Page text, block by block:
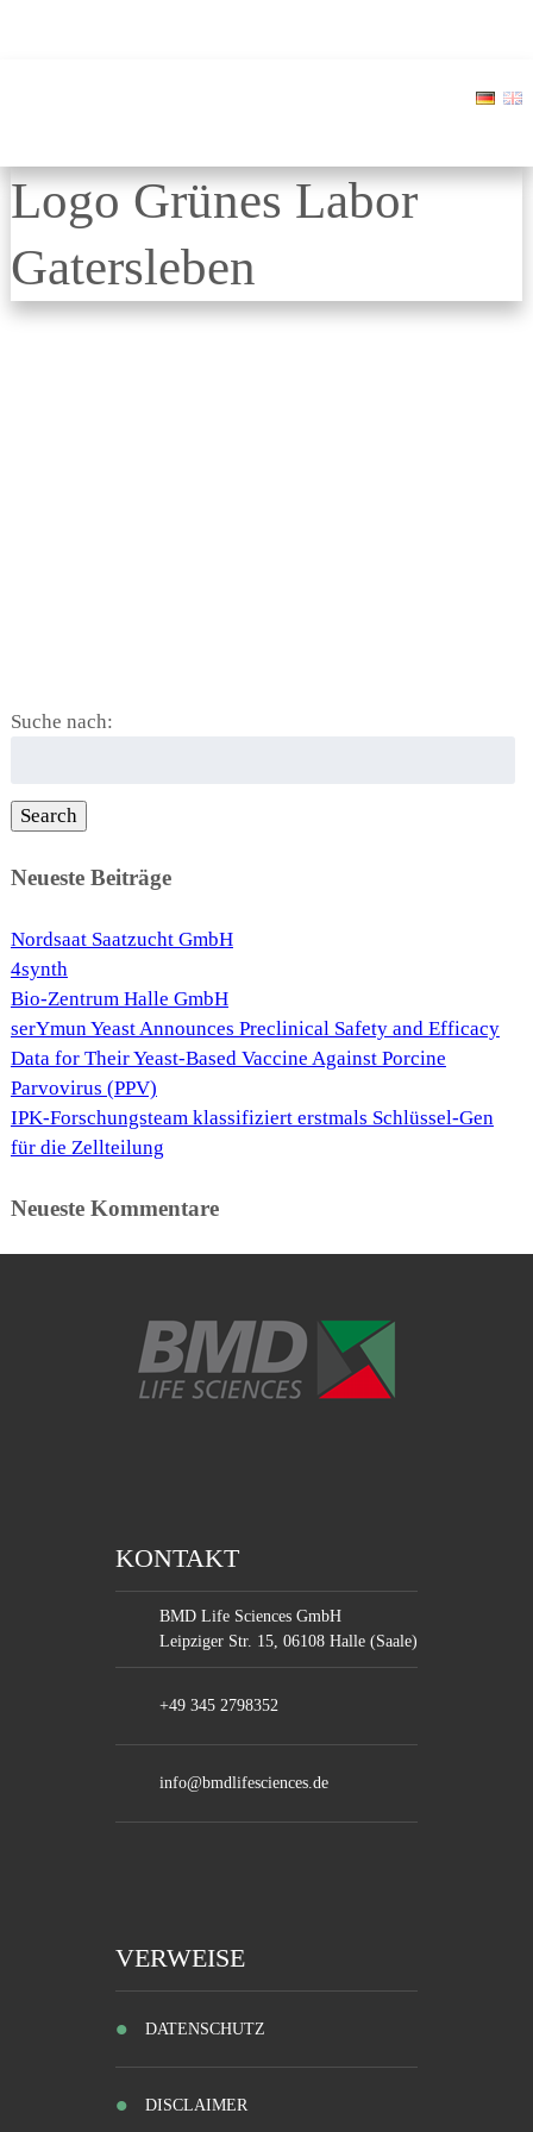
Logo Grünes Labor
Gatersleben
Suche nach:
Search
Neueste Beiträge
Nordsaat Saatzucht GmbH
4synth
Bio-Zentrum Halle GmbH
serYmun Yeast Announces Preclinical Safety and Efficacy
Data for Their Yeast-Based Vaccine Against Porcine
Parvovirus (PPV)
IPK-Forschungsteam klassifiziert erstmals Schlüssel-Gen
für die Zellteilung
Neueste Kommentare
KONTAKT
BMD Life Sciences GmbH
Leipziger Str. 15, 06108 Halle (Saale)
+49 345 2798352
info@bmdlifesciences.de
VERWEISE
DATENSCHUTZ
DISCLAIMER